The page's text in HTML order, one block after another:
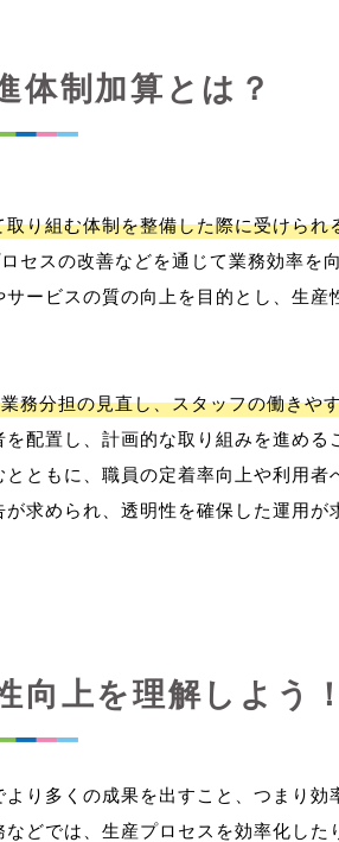
体制加算とは？
り組む体制を整備した際に受けられ
セスの改善などを通じて業務効率を
ービスの質の向上を目的とし、生産
務分担の見直し、スタッフの働きや
配置し、計画的な取り組みを進める
ともに、職員の定着率向上や利用者
向上を理解しよう！
り多くの成果を出すこと、つまり効
どでは、生産プロセスを効率化した